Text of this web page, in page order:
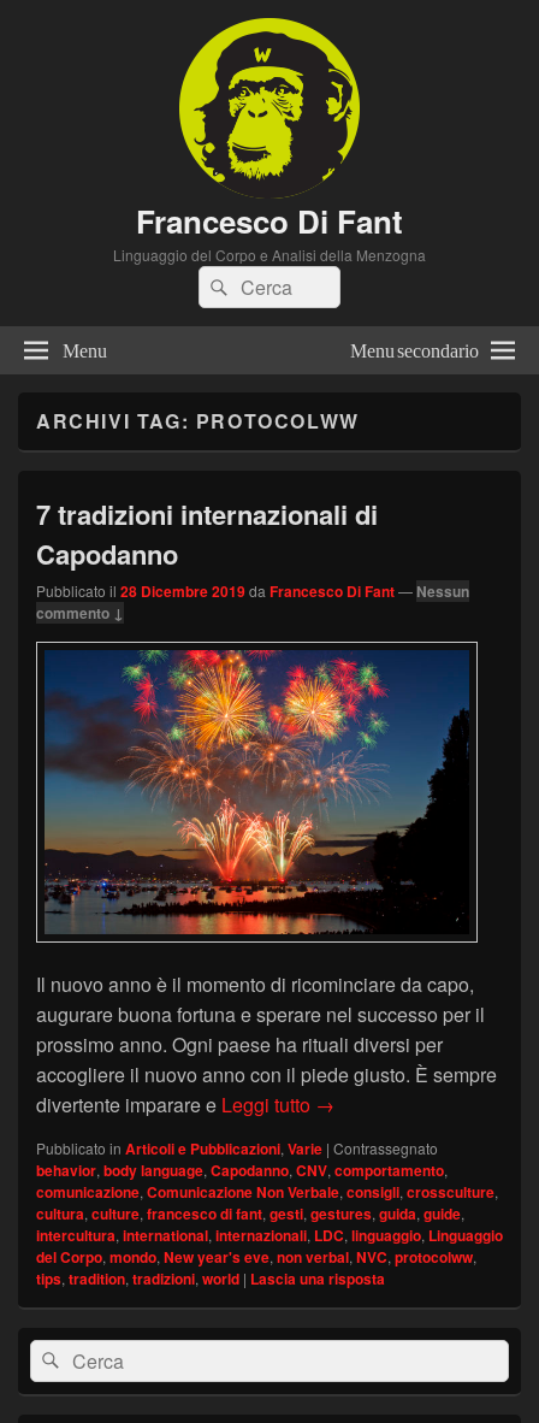
Francesco Di Fant
Linguaggio del Corpo e Analisi della Menzogna
Cerca:Cerca
Menu Menu secondario
ARCHIVI TAG: PROTOCOLWW
7 tradizioni internazionali di
Capodanno
Pubblicato il 28 Dicembre 2019da Francesco Di Fant— Nessun
commento ↓
Il nuovo anno è il momento di ricominciare da capo,
augurare buona fortuna e sperare nel successo per il
prossimo anno. Ogni paese ha rituali diversi per
accogliere il nuovo anno con il piede giusto. È sempre
divertente imparare e Leggi tutto 7 tradizioni internazionali
→
Pubblicato in Articoli e Pubblicazioni, Varie | Contrassegnato
behavior, body language, Capodanno, CNV, comportamento,
comunicazione, Comunicazione Non Verbale, consigli, crossculture,
cultura, culture, francesco di fant, gesti, gestures, guida, guide,
intercultura, international, internazionali, LDC, linguaggio, Linguaggio
del Corpo, mondo, New year's eve, non verbal, NVC, protocolww,
tips, tradition, tradizioni, world | Lascia una risposta
Area
widget
barra
laterale
Cerca: Cerca